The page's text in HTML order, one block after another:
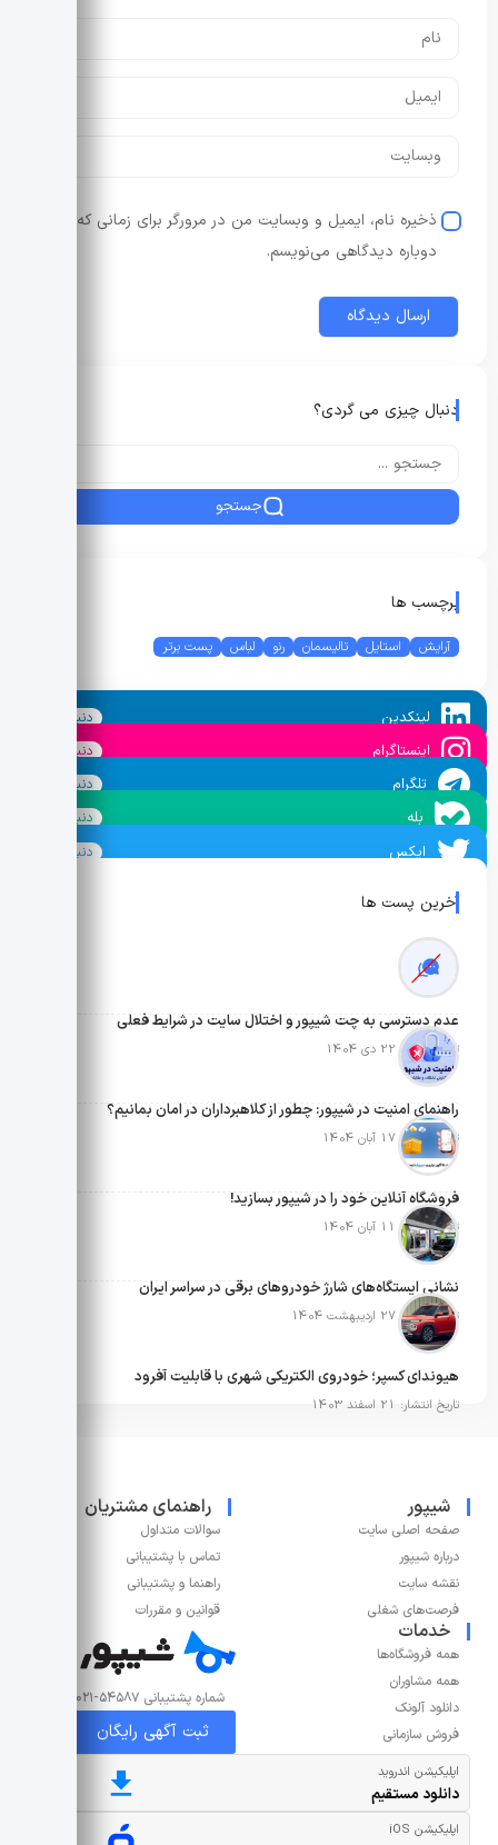
ذخیره نام، ایمیل و وبسایت من در مرورگر برای زمانی که
دوباره دیدگاهی می‌نویسم.
دنبال چیزی می گردی؟
جستجو
برچسب ها
آرایش استایل تالیسمان رنو لباس پست برتر
لینکدین دنبال کنید
اینستاگرام دنبال کنید
تلگرام دنبال کنید
بله دنبال کنید
ایکس دنبال کنید
آخرین پست ها
عدم دسترسی به چت شیپور و اختلال سایت در شرایط فعلی
تاریخ انتشار: 22 دی 1404
راهنمای امنیت در شیپور: چطور از کلاهبرداران در امان بمانیم؟
تاریخ انتشار: 17 آبان 1404
فروشگاه آنلاین خود را در شیپور بسازید!
تاریخ انتشار: 11 آبان 1404
نشانی ایستگاه‌های شارژ خودروهای برقی در سراسر ایران
تاریخ انتشار: 27 اردیبهشت 1404
هیوندای کسپر؛ خودروی الکتریکی شهری با قابلیت آفرود
تاریخ انتشار: 21 اسفند 1403
شیپور
صفحه اصلی سایت
درباره شیپور
نقشه سایت
فرصت‌های شغلی
راهنمای مشتریان
سوالات متداول
تماس با پشتیبانی
راهنما و پشتیبانی
قوانین و مقررات
خدمات
همه فروشگاه‌ها
همه مشاوران
دانلود آلونک
فروش سازمانی
شماره پشتیبانی ۵۴۵۸۷-۰۲۱
ثبت آگهی رایگان
اپلیکیشن اندروید
دانلود مستقیم
اپلیکیشن iOS